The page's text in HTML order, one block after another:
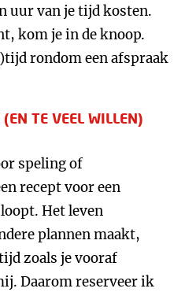
uur van je tijd kosten.
kom je in de knoop.
rondom een afspraak
TE VEEL WILLEN)
speling of
recept voor een
Het leven
plannen maakt,
zoals je vooraf
Daarom reserveer ik